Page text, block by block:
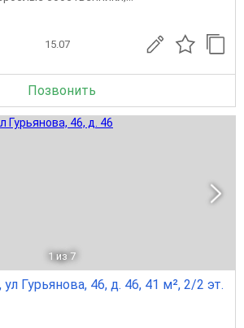
15.07
Позвонить
1 из 7
Гурьянова, 46, д. 46, 41 м², 2/2 эт.